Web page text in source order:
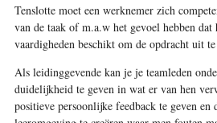
Tenslotte moet een werknemer zich
van de taak of m.a.w het gevoel hebben
vaardigheden beschikt om de opdracht uit
Als leidinggevende kan je je teamleden
duidelijkheid te geven in wat er van hen
positieve persoonlijke feedback te geven en